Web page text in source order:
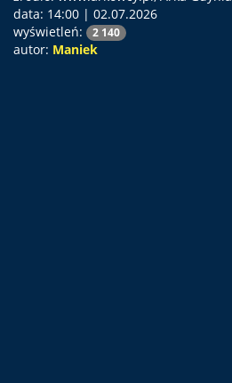
data: 14:00 | 02.07.2026
wyświetleń:
2 140
autor: Maniek